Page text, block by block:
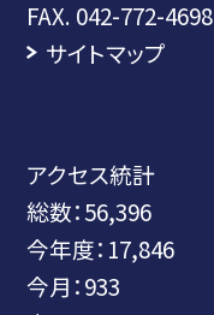
FAX. 042-772-4698
サイトマップ
アクセス統計
総数：56,396
今年度： 17,846
今月：933